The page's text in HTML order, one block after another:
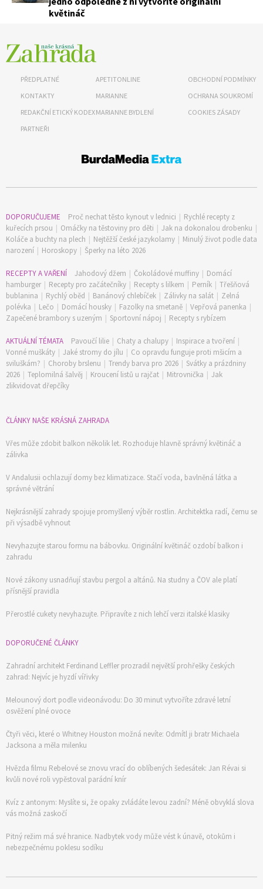
květináč
PŘEDPLATNÉ
KONTAKTY
REDAKČNÍ ETICKÝ KODEX
PARTNEŘI
APETITONLINE
MARIANNE
MARIANNE BYDLENÍ
OBCHODNÍ PODMÍNKY
OCHRANA SOUKROMÍ
COOKIES ZÁSADY
DOPORUČUJEME Proč nechat těsto kynout v lednici | Rychlé recepty z
kuřecích prsou | Omáčky na těstoviny pro děti | Jak na dokonalou drobenku |
Koláče a buchty na plech | Nejtěžší české jazykolamy | Minulý život podle data
narození | Horoskopy | Šperky na léto 2026
RECEPTY A VAŘENÍ Jahodový džem | Čokoládové muffiny | Domácí
hamburger | Recepty pro začátečníky | Recepty s lilkem | Perník | Třešňová
bublanina | Rychlý oběd | Banánový chlebíček | Zálivky na salát | Zelná
polévka | Lečo | Domácí housky | Fazolky na smetaně | Vepřová panenka |
Zapečené brambory s uzeným | Sportovní nápoj | Recepty s rybízem
AKTUÁLNÍ TÉMATA Pavoučí lilie | Chaty a chalupy | Inspirace a tvoření |
Vonné muškáty | Jaké stromy do jílu | Co opravdu funguje proti mšicím a
sviluškám? | Choroby brslenu | Trendy barva pro 2026 | Svátky a prázdniny
2026 | Teplomilná šalvěj | Kroucení listů u rajčat | Mitrovnička | Jak
zlikvidovat dřepčíky
ČLÁNKY NAŠE KRÁSNÁ ZAHRADA
Vřes může zdobit balkon několik let. Rozhoduje hlavně správný květináč a
zálivka
V Andalusii ochlazují domy bez klimatizace. Stačí voda, bavlněná látka a
správné větrání
Nejkrásnější zahrady spojuje promyšlený výběr rostlin. Architektka radí, čemu se
při výsadbě vyhnout
Nevyhazujte starou formu na bábovku. Originální květináč ozdobí balkon i
zahradu
Nové zákony usnadňují stavbu pergol a altánů. Na studny a ČOV ale platí
přísnější pravidla
Přerostlé cukety nevyhazujte. Připravíte z nich lehčí verzi italské klasiky
DOPORUČENÉ ČLÁNKY
Zahradní architekt Ferdinand Leffler prozradil největší prohřešky českých
zahrad: Nejvíc je hyzdí vířivky
Melounový dort podle videonávodu: Do 30 minut vytvoříte zdravé letní
osvěžení plné ovoce
Čtyři věci, které o Whitney Houston možná nevíte: Odmítl ji bratr Michaela
Jacksona a měla milenku
Hvězda filmu Rebelové se znovu vrací do oblíbených šedesátek: Jan Révai si
kvůli nové roli vypěstoval parádní knír
Kvíz z antonym: Myslíte si, že opaky zvládáte levou zadní? Méně obvyklá slova
vás možná zaskočí
Pitný režim má své hranice. Nadbytek vody může vést k únavě, otokům i
nebezpečnému poklesu sodíku